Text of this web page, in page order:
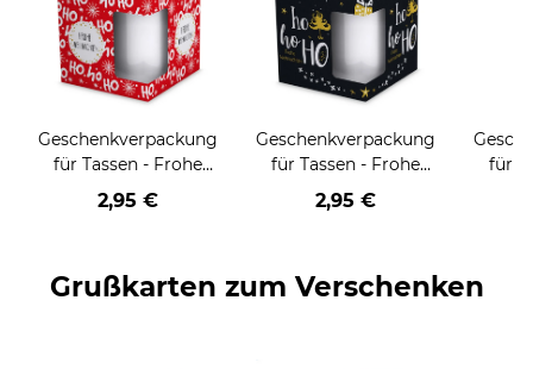
Geschenkverpackung
für Tassen - Frohe
Weihnachten - HO
HO HO - rot
2,95 €
Geschenkverpackung
für Tassen - Frohe
Weihnachten - HO
HO HO - schwarz
2,95 €
für
Grußkarten zum Verschenken